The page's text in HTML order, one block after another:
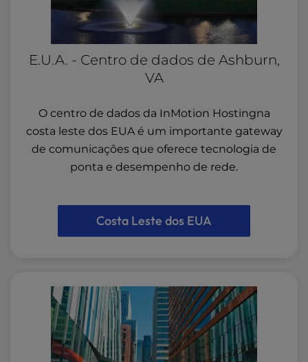
E.U.A. - Centro de dados de Ashburn,
VA
O centro de dados da InMotion Hostingna
costa leste dos EUA é um importante gateway
de comunicações que oferece tecnologia de
ponta e desempenho de rede.
Costa Leste dos EUA